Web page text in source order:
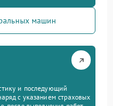
машин
и последующий
с указанием страховых